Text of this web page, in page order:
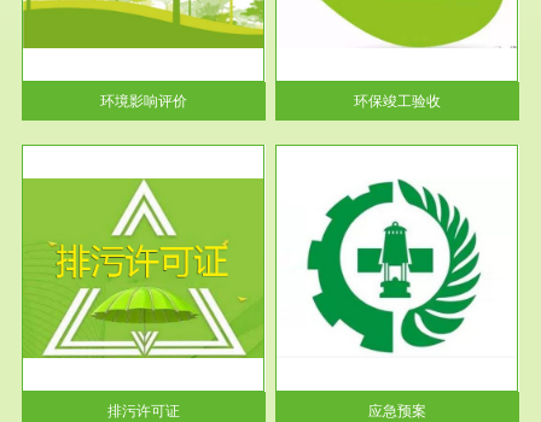
环境影响评价
根据《建设项目环境保护管理条
例》第十七条 编制环境影响报
告书、...
环保竣工验收
排污许可证
服务范围
应急预案
根据《中华人民共和国环境保护
法》第十九条 企业事业单位应
当按照...
应急预案